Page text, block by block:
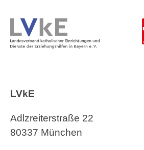
LVkE
Adlzreiterstraße 22
80337 München